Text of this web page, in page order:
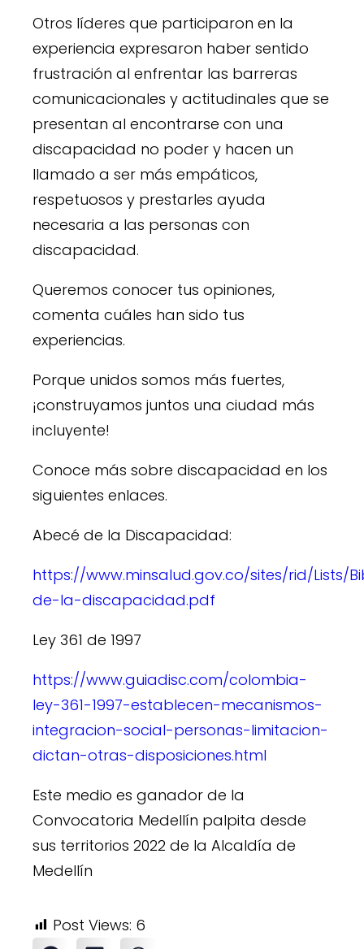
Otros líderes que participaron en la
experiencia expresaron haber sentido
frustración al enfrentar las barreras
comunicacionales y actitudinales que se
presentan al encontrarse con una
discapacidad no poder y hacen un
llamado a ser más empáticos,
respetuosos y prestarles ayuda
necesaria a las personas con
discapacidad.
Queremos conocer tus opiniones,
comenta cuáles han sido tus
experiencias.
Porque unidos somos más fuertes,
¡construyamos juntos una ciudad más
incluyente!
Conoce más sobre discapacidad en los
siguientes enlaces.
Abecé de la Discapacidad:
https://www.minsalud.gov.co/sites/rid/Lists/
de-la-discapacidad.pdf
Ley 361 de 1997
https://www.guiadisc.com/colombia-
ley-361-1997-establecen-mecanismos-
integracion-social-personas-limitacion-
dictan-otras-disposiciones.html
Este medio es ganador de la
Convocatoria Medellín palpita desde
sus territorios 2022 de la Alcaldía de
Medellín
Post Views: 6